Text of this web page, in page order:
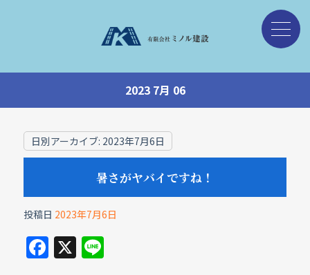
2023 7月 06
日別アーカイブ: 2023年7月6日
暑さがヤバイですね！
投稿日 2023年7月6日
F X Li